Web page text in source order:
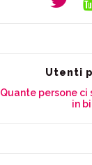
Utenti
Quante persone
in